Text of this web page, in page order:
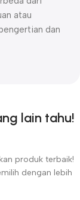
atau
dan
lain tahu!
produk terbaik!
dengan lebih